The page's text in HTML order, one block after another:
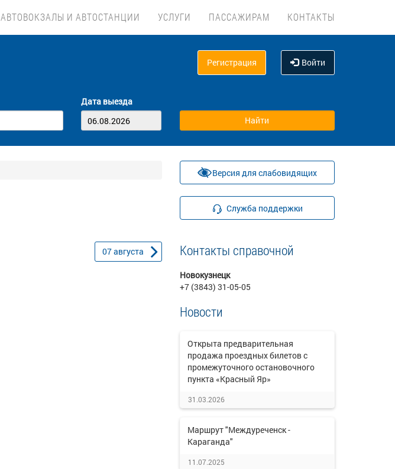
АВТОВОКЗАЛЫ И АВТОСТАНЦИИ УСЛУГИ ПАССАЖИРАМ КОНТАКТЫ
Регистрация Войти
Дата выезда
07августа
Версия для слабовидящих
Служба поддержки
Контакты справочной
Новокузнецк
+7 (3843) 31-05-05
Новости
Открыта предварительная
продажа проездных билетов с
промежуточного остановочного
пункта «Красный Яр»
31.03.2026
Маршрут "Междуреченск -
Караганда"
11.07.2025